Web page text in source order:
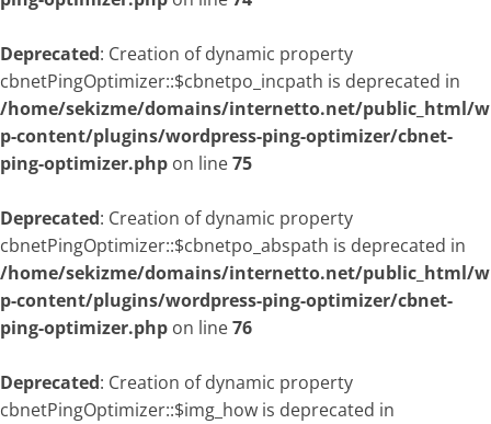
Deprecated: Creation of dynamic property
cbnetPingOptimizer::$cbnetpo_incpath is deprecated in
/home/sekizme/domains/internetto.net/public_html/w
p-content/plugins/wordpress-ping-optimizer/cbnet-
ping-optimizer.php on line75
Deprecated: Creation of dynamic property
cbnetPingOptimizer::$cbnetpo_abspath is deprecated in
/home/sekizme/domains/internetto.net/public_html/w
p-content/plugins/wordpress-ping-optimizer/cbnet-
ping-optimizer.php on line76
Deprecated: Creation of dynamic property
cbnetPingOptimizer::$img_how is deprecated in